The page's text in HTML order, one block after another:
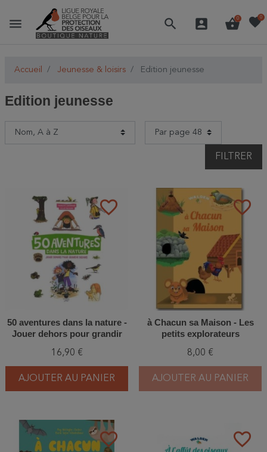
menu search account_box shopping_basket
0 favorite0
Accueil Jeunesse & loisirs Edition jeunesse
Edition jeunesse
FILTRER
favorite_border
50 aventures dans la nature -
Jouer dehors pour grandir
16,90 €
AJOUTER AU PANIER
favorite_border
à Chacun sa Maison - Les
petits explorateurs
8,00 €
AJOUTER AU PANIER
favorite_border favorite_border